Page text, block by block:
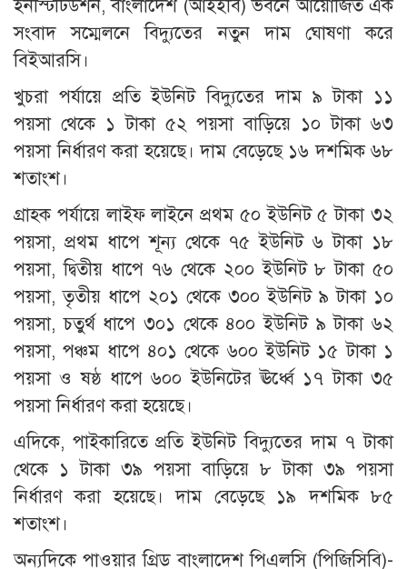
ইনস্টিটিউশন, বাংলাদেশ (আইইবি) ভবনে আয়োজিত এক
সংবাদ সম্মেলনে বিদ্যুতের নতুন দাম ঘোষণা করে
বিইআরসি।
খুচরা পর্যায়ে প্রতি ইউনিট বিদ্যুতের দাম ৯ টাকা ১১
পয়সা থেকে ১ টাকা ৫২ পয়সা বাড়িয়ে ১০ টাকা ৬৩
পয়সা নির্ধারণ করা হয়েছে। দাম বেড়েছে ১৬ দশমিক ৬৮
শতাংশ।
গ্রাহক পর্যায়ে লাইফ লাইনে প্রথম ৫০ ইউনিট ৫ টাকা ৩২
পয়সা, প্রথম ধাপে শূন্য থেকে ৭৫ ইউনিট ৬ টাকা ১৮
পয়সা, দ্বিতীয় ধাপে ৭৬ থেকে ২০০ ইউনিট ৮ টাকা ৫০
পয়সা, তৃতীয় ধাপে ২০১ থেকে ৩০০ ইউনিট ৯ টাকা ১০
পয়সা, চতুর্থ ধাপে ৩০১ থেকে ৪০০ ইউনিট ৯ টাকা ৬২
পয়সা, পঞ্চম ধাপে ৪০১ থেকে ৬০০ ইউনিট ১৫ টাকা ১
পয়সা ও ষষ্ঠ ধাপে ৬০০ ইউনিটের ঊর্ধ্বে ১৭ টাকা ৩৫
পয়সা নির্ধারণ করা হয়েছে।
এদিকে, পাইকারিতে প্রতি ইউনিট বিদ্যুতের দাম ৭ টাকা
থেকে ১ টাকা ৩৯ পয়সা বাড়িয়ে ৮ টাকা ৩৯ পয়সা
নির্ধারণ করা হয়েছে। দাম বেড়েছে ১৯ দশমিক ৮৫
শতাংশ।
অন্যদিকে পাওয়ার গ্রিড বাংলাদেশ পিএলসি (পিজিসিবি)-